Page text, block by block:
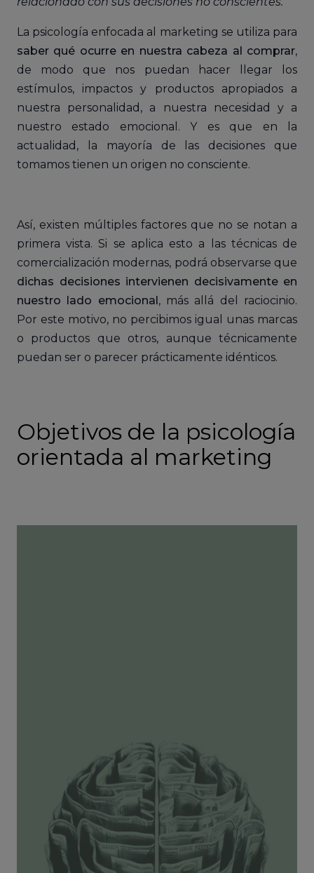
La psicología enfocada al marketing se utiliza para
saber qué ocurre en nuestra cabeza al comprar,
de modo que nos puedan hacer llegar los
estímulos, impactos y productos apropiados a
nuestra personalidad, a nuestra necesidad y a
nuestro estado emocional. Y es que en la
actualidad, la mayoría de las decisiones que
tomamos tienen un origen no consciente.
Así, existen múltiples factores que no se notan a
primera vista. Si se aplica esto a las técnicas de
comercialización modernas, podrá observarse que
dichas decisiones intervienen decisivamente en
nuestro lado emocional, más allá del raciocinio.
Por este motivo, no percibimos igual unas marcas
o productos que otros, aunque técnicamente
puedan ser o parecer prácticamente idénticos.
Objetivos de la psicología
orientada al marketing